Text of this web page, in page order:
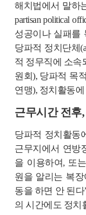
해치법에서 말하
partisan political
성공이나 실패를
당파적 정치단체
적 정무직에 소속
원회), 당파적 목
연맹), 정치활동
근무시간 전후
당파적 정치활동
근무지에서 연방
을 이용하여, 또
원을 알리는 복
동을 하면 안 된
의 시간에도 정치